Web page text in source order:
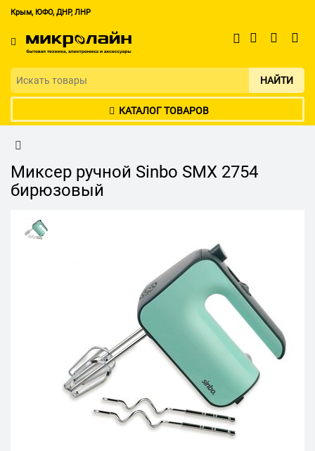
Крым, ЮФО, ДНР, ЛНР
НАЙТИ
КАТАЛОГ ТОВАРОВ
Миксер ручной Sinbo SMX 2754
бирюзовый